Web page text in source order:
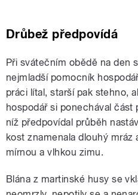
Drůbež předpovídá
Při svátečním obědě na den
nejmladší pomocník
práci lítal, starší pak stehno,
hospodář si ponechával část
níž předpovídal průběh
kost znamenala dlouhý mráz
mírnou a vlhkou zimu.
Blána z martinské husy se